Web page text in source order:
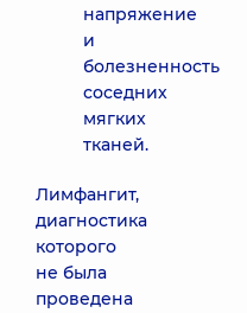
напряжение
и
болезненность
соседних
мягких
тканей.
Лимфангит,
диагностика
которого
не была
проведена